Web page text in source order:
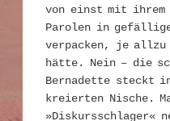
von einst mit
Parolen in
verpacken, je
hätte. Nein – die
Bernadette steckt
kreierten Nische.
»Diskursschlager«